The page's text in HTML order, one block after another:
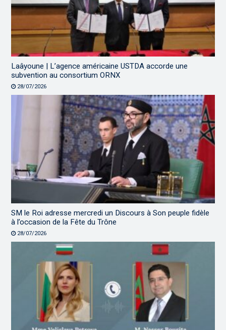
Laâyoune | L’agence américaine USTDA accorde une
subvention au consortium ORNX
28/07/2026
SM le Roi adresse mercredi un Discours à Son peuple fidèle
à l’occasion de la Fête du Trône
28/07/2026